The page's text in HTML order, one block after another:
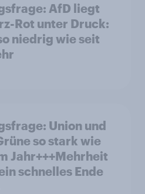
AfD liegt
Rot unter Druck:
niedrig wie seit
Union und
so stark wie
Jahr+++Mehrheit
schnelles Ende